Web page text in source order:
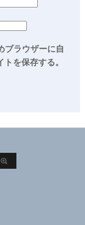
ブラウザーに自
を保存する。